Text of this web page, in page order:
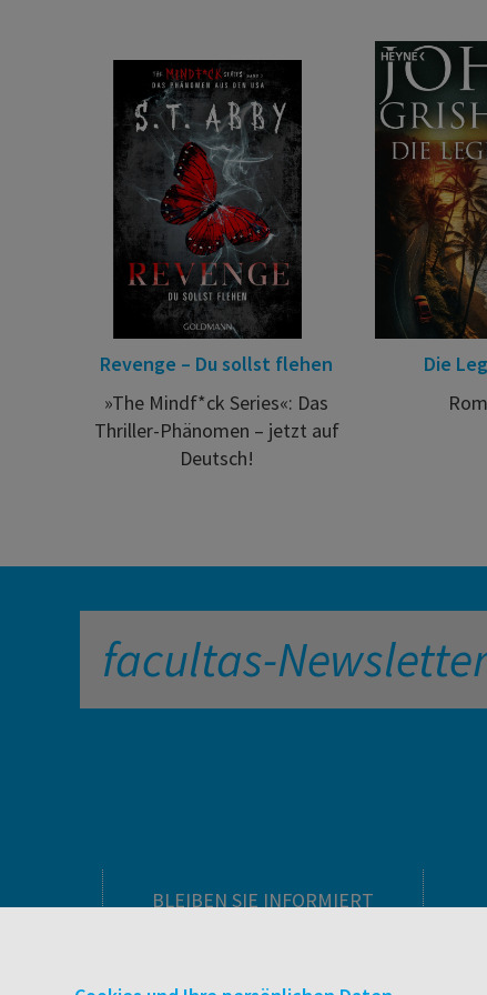
Revenge – Du sollst flehen
»The Mindf*ck Series«: Das
Thriller-Phänomen – jetzt auf
Deutsch!
Die
facultas-
BLEIBEN SIE INFORMIERT